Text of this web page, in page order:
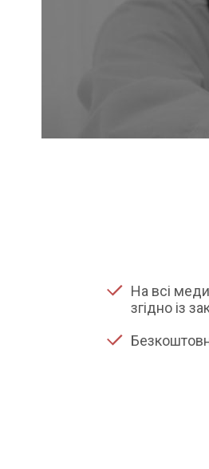
На всі
згідно із